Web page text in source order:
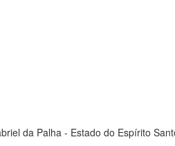
da Palha - Estado do Espírito